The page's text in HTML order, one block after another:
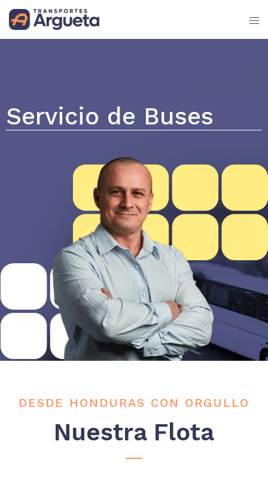
Servicio de Buses
DESDE HONDURAS CON ORGULLO
Nuestra Flota